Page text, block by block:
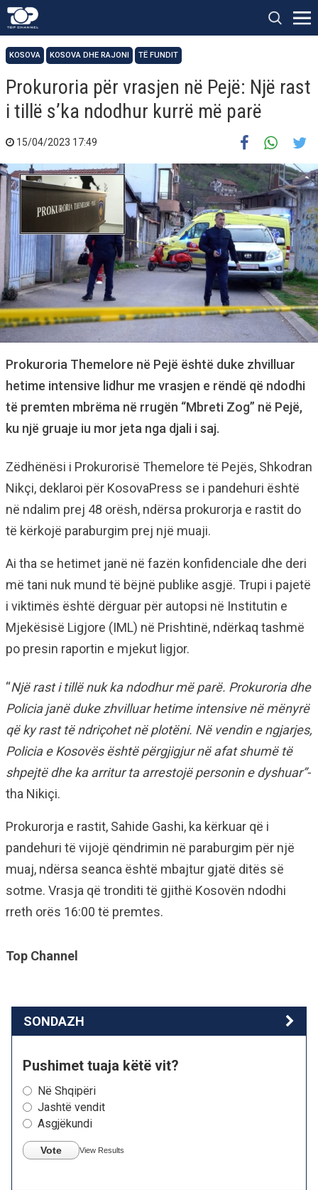
KOSOVA KOSOVA DHE RAJONI TË FUNDIT
Prokuroria për vrasjen në Pejë: Një rast
i tillë s’ka ndodhur kurrë më parë
15/04/2023 17:49
Prokuroria Themelore në Pejë është duke zhvilluar
hetime intensive lidhur me vrasjen e rëndë që ndodhi
të premten mbrëma në rrugën “Mbreti Zog” në Pejë,
ku një gruaje iu mor jeta nga djali i saj.
Zëdhënësi i Prokurorisë Themelore të Pejës, Shkodran
Nikçi, deklaroi për KosovaPress se i pandehuri është
në ndalim prej 48 orësh, ndërsa prokurorja e rastit do
të kërkojë paraburgim prej një muaji.
Ai tha se hetimet janë në fazën konfidenciale dhe deri
më tani nuk mund të bëjnë publike asgjë. Trupi i pajetë
i viktimës është dërguar për autopsi në Institutin e
Mjekësisë Ligjore (IML) në Prishtinë, ndërkaq tashmë
po presin raportin e mjekut ligjor.
“Një rast i tillë nuk ka ndodhur më parë. Prokuroria dhe
Policia janë duke zhvilluar hetime intensive në mënyrë
që ky rast të ndriçohet në plotëni. Në vendin e ngjarjes,
Policia e Kosovës është përgjigjur në afat shumë të
shpejtë dhe ka arritur ta arrestojë personin e dyshuar”-
tha Nikiçi.
Prokurorja e rastit, Sahide Gashi, ka kërkuar që i
pandehuri të vijojë qëndrimin në paraburgim për një
muaj, ndërsa seanca është mbajtur gjatë ditës së
sotme. Vrasja që tronditi të gjithë Kosovën ndodhi
rreth orës 16:00 të premtes.
Top Channel
SONDAZH
Pushimet tuaja këtë vit?
Në Shqipëri
Jashtë vendit
Asgjëkundi
Vote View Results